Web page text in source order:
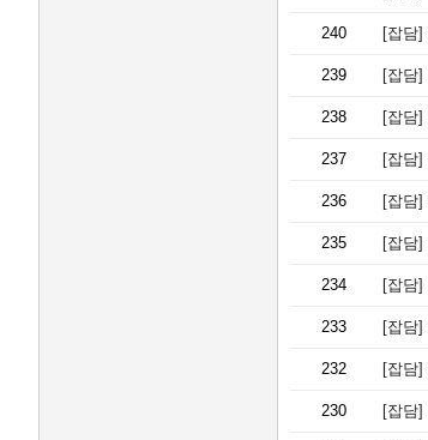
240 [잡담]
239 [잡담]
238 [잡담]
237 [잡담]
236 [잡담]
235 [잡담]
234 [잡담]
233 [잡담]
232 [잡담]
230 [잡담]